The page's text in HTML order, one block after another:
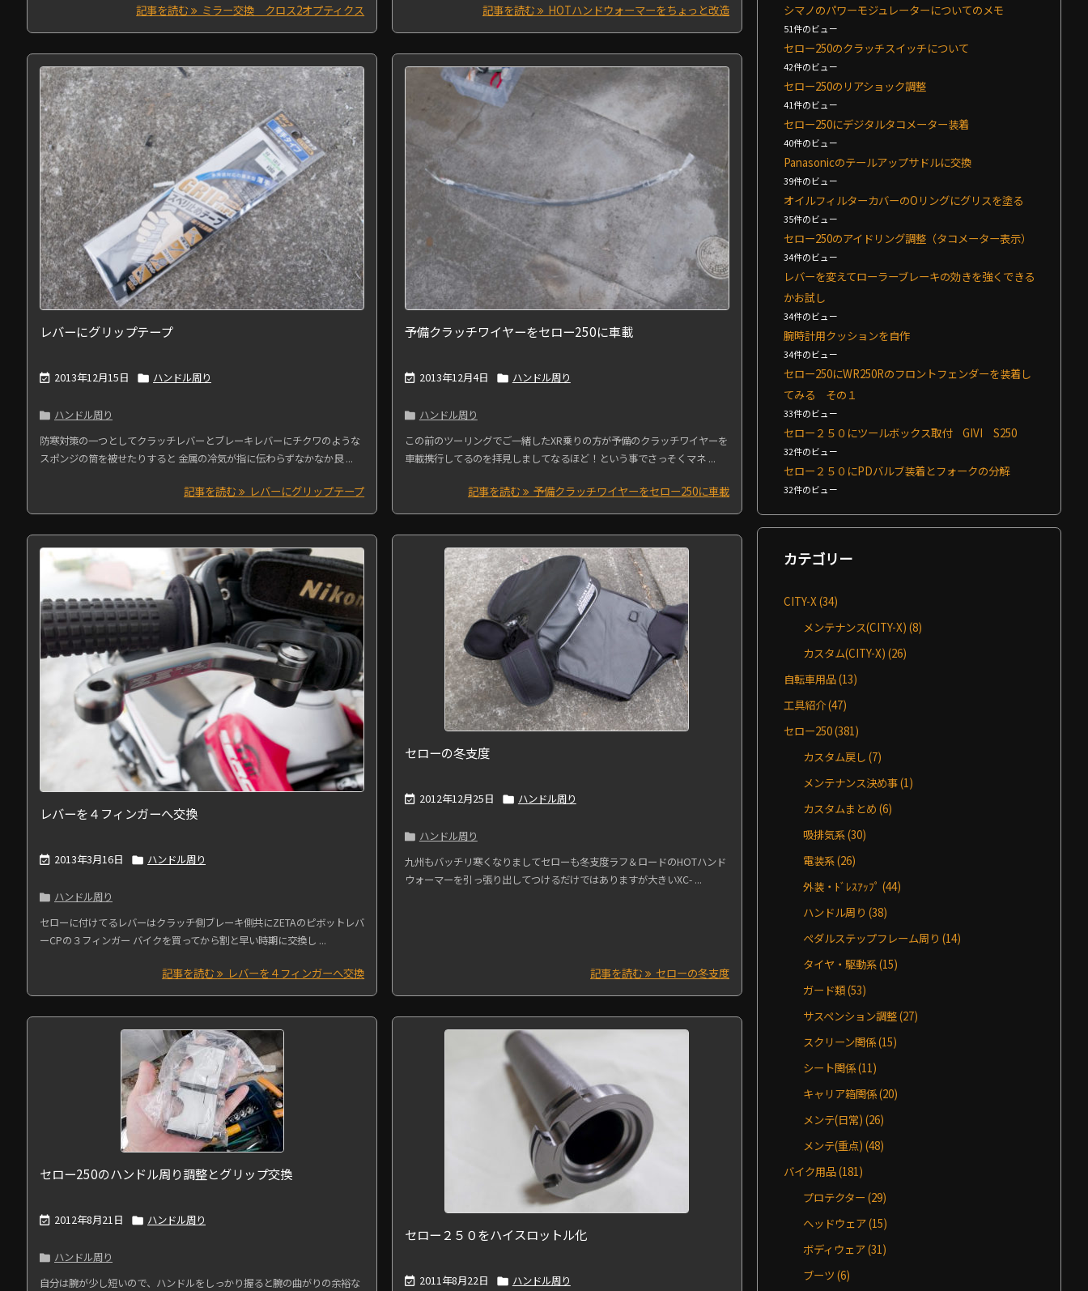
記事を読む ミラー交換 クロス2オプティクス 記事を読む HOTハンドウォーマーをちょっと改造
レバーにグリップテープ
 2013年12月15日  ハンドル周り
 ハンドル周り
防寒対策の一つとしてクラッチレバーとブレーキレバーにチクワのような
スポンジの筒を被せたりすると 金属の冷気が指に伝わらずなかなか良 ...
記事を読む レバーにグリップテープ
予備クラッチワイヤーをセロー250に車載
 2013年12月4日  ハンドル周り
 ハンドル周り
この前のツーリングでご一緒したXR乗りの方が予備のクラッチワイヤーを
車載携行してるのを拝見しましてなるほど！という事でさっそくマネ ...
記事を読む 予備クラッチワイヤーをセロー250に車載
レバーを４フィンガーへ交換
 2013年3月16日  ハンドル周り
 ハンドル周り
セローに付けてるレバーはクラッチ側ブレーキ側共にZETAのピボットレバ
ーCPの３フィンガー バイクを買ってから割と早い時期に交換し ...
記事を読む レバーを４フィンガーへ交換
セローの冬支度
 2012年12月25日  ハンドル周り
 ハンドル周り
九州もバッチリ寒くなりましてセローも冬支度ラフ＆ロードのHOTハンド
ウォーマーを引っ張り出してつけるだけではありますが大きいXC- ...
記事を読む セローの冬支度
セロー250のハンドル周り調整とグリップ交換
 2012年8月21日  ハンドル周り
 ハンドル周り
自分は腕が少し短いので、ハンドルをしっかり握ると腕の曲がりの余裕な
セロー２５０をハイスロットル化
 2011年8月22日  ハンドル周り
シマノのパワーモジュレーターについてのメモ
51件のビュー
セロー250のクラッチスイッチについて
42件のビュー
セロー250のリアショック調整
41件のビュー
セロー250にデジタルタコメーター装着
40件のビュー
Panasonicのテールアップサドルに交換
39件のビュー
オイルフィルターカバーのOリングにグリスを塗る
35件のビュー
セロー250のアイドリング調整（タコメーター表示）
34件のビュー
レバーを変えてローラーブレーキの効きを強くできる
かお試し
34件のビュー
腕時計用クッションを自作
34件のビュー
セロー250にWR250Rのフロントフェンダーを装着し
てみる その１
33件のビュー
セロー２５０にツールボックス取付 GIVI S250
32件のビュー
セロー２５０にPDバルブ装着とフォークの分解
32件のビュー
カテゴリー
CITY-X (34)
メンテナンス(CITY-X)(8)
カスタム(CITY-X)(26)
自転車用品(13)
工具紹介(47)
セロー250(381)
カスタム戻し(7)
メンテナンス決め事(1)
カスタムまとめ(6)
吸排気系(30)
電装系(26)
外装・ﾄﾞﾚｽｱｯﾌﾟ(44)
ハンドル周り(38)
ペダルステップフレーム周り(14)
タイヤ・駆動系(15)
ガード類(53)
サスペンション調整(27)
スクリーン関係(15)
シート関係(11)
キャリア箱関係(20)
メンテ(日常)(26)
メンテ(重点)(48)
バイク用品(181)
プロテクター(29)
ヘッドウェア(15)
ボディウェア(31)
ブーツ(6)